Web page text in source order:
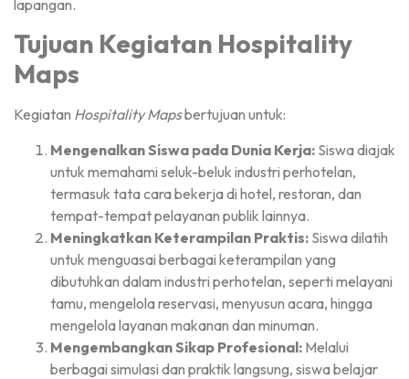
lapangan.
Tujuan Kegiatan Hospitality
Maps
Kegiatan Hospitality Mapsbertujuan untuk:
Mengenalkan Siswa pada Dunia Kerja: Siswa diajak
untuk memahami seluk-beluk industri perhotelan,
termasuk tata cara bekerja di hotel, restoran, dan
tempat-tempat pelayanan publik lainnya.
Meningkatkan Keterampilan Praktis: Siswa dilatih
untuk menguasai berbagai keterampilan yang
dibutuhkan dalam industri perhotelan, seperti melayani
tamu, mengelola reservasi, menyusun acara, hingga
mengelola layanan makanan dan minuman.
Mengembangkan Sikap Profesional: Melalui
berbagai simulasi dan praktik langsung, siswa belajar